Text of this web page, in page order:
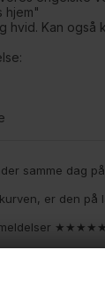
hjem"
hvid. Kan også
samme dag
er den på
★★★★★
ellers fra 49,-